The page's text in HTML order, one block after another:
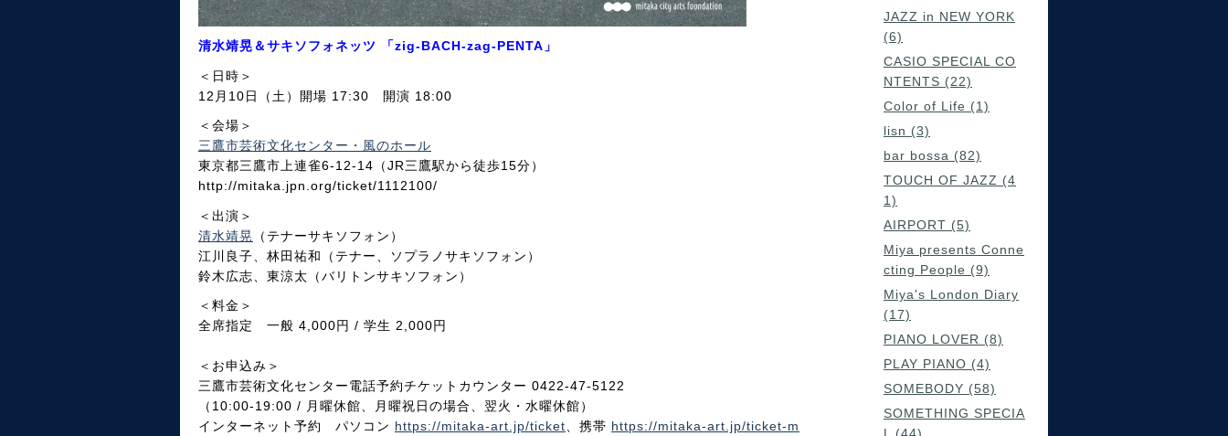
清水靖晃＆サキソフォネッツ 「zig-BACH-zag-PENTA」
＜日時＞
12月10日（土）開場 17:30 開演 18:00
＜会場＞
三鷹市芸術文化センター・風のホール
東京都三鷹市上連雀6-12-14（JR三鷹駅から徒歩15分）
http://mitaka.jpn.org/ticket/1112100/
＜出演＞
清水靖晃
（テナーサキソフォン）
江川良子、林田祐和（テナー、ソプラノサキソフォン）
鈴木広志、東涼太（バリトンサキソフォン）
＜料金＞
全席指定 一般 4,000円 / 学生 2,000円
＜お申込み＞
三鷹市芸術文化センター電話予約チケットカウンター 0422-47-5122
（10:00-19:00 / 月曜休館、月曜祝日の場合、翌火・水曜休館）
インターネット予約 パソコン https://mitaka-art.jp/ticket 、携帯 https://mitaka-art.jp/ticket-m
JAZZ in NEW YORK
(6)
CASIO SPECIAL CO
NTENTS (22)
Color of Life (1)
lisn (3)
bar bossa (82)
TOUCH OF JAZZ (4
1)
AIRPORT (5)
Miya presents Conne
cting People (9)
Miya's London Diary
(17)
PIANO LOVER (8)
PLAY PIANO (4)
SOMEBODY (58)
SOMETHING SPECIA